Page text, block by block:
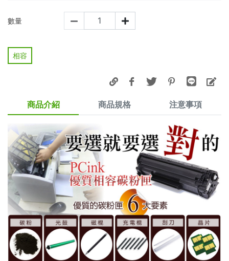
數量
相容
商品介紹 商品規格 注意事項